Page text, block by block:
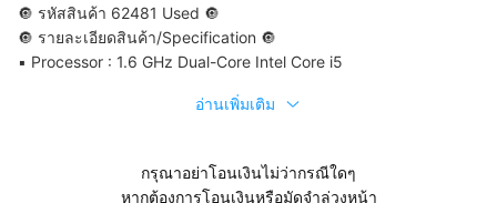
🔘 รหัสสินค้า 62481 Used 🔘
🔘 รายละเอียดสินค้า/Specification 🔘
▪️ Processor : 1.6 GHz Dual-Core Intel Core i5
อ่านเพิ่มเติม
กรุณาอย่าโอนเงินไม่ว่ากรณีใดๆ
หากต้องการโอนเงินหรือมัดจำล่วงหน้า